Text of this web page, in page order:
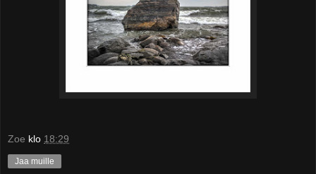
Zoe klo 18:29
Jaa muille